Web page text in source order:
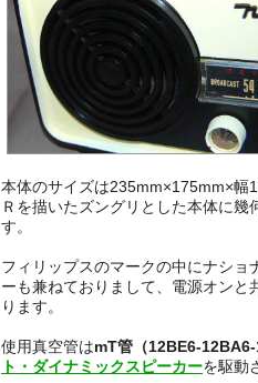
本体のサイズは235mm×175mm×幅
Ｒを描いたズングリとした本体に
す。
フィリップスのマークの中にナシ
ーも兼ねておりまして、電源オンと
ります。
使用真空管はmT管（12BE6-12BA6-
ト・ダイナミックスピーカーを駆動